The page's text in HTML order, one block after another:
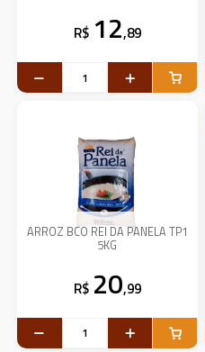
R$ 12,89
ARROZ BCO REI DA PANELA TP1
5KG
R$ 20,99